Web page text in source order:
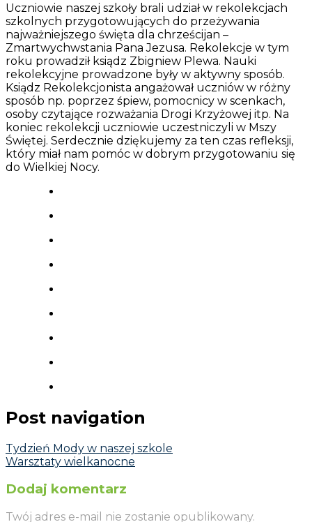
Uczniowie naszej szkoły brali udział w rekolekcjach
szkolnych przygotowujących do przeżywania
najważniejszego święta dla chrześcijan –
Zmartwychwstania Pana Jezusa. Rekolekcje w tym
roku prowadził ksiądz Zbigniew Plewa. Nauki
rekolekcyjne prowadzone były w aktywny sposób.
Ksiądz Rekolekcjonista angażował uczniów w różny
sposób np. poprzez śpiew, pomocnicy w scenkach,
osoby czytające rozważania Drogi Krzyżowej itp. Na
koniec rekolekcji uczniowie uczestniczyli w Mszy
Świętej. Serdecznie dziękujemy za ten czas refleksji,
który miał nam pomóc w dobrym przygotowaniu się
do Wielkiej Nocy.
Post navigation
Tydzień Mody w naszej szkole
Warsztaty wielkanocne
Dodaj komentarz
Twój adres e-mail nie zostanie opublikowany.